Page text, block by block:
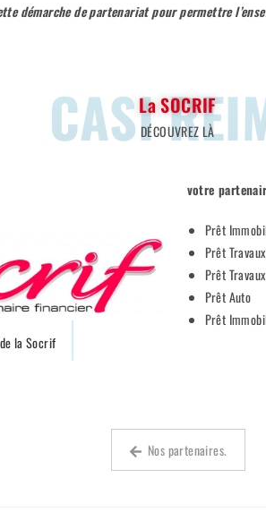
démarche de partenariat pour permettre
CASILa SOCRIF
DÉCOUVREZ LÀ
la Socrif
votre
Prêt
Prêt Travaux
Prêt Travaux
Prêt Auto
Prêt
Nos partenaires.